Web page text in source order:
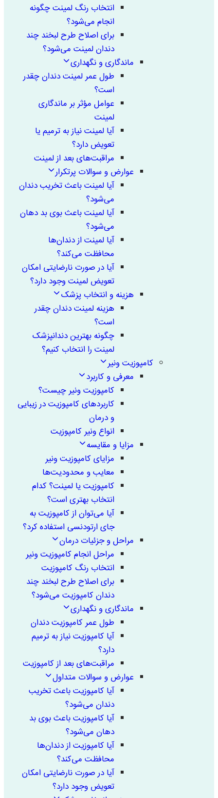
انتخاب رنگ لمینت چگونه
انجام می‌شود؟
برای اصلاح طرح لبخند چند
دندان لمینت می‌شود؟
ماندگاری و نگهداری
طول عمر لمینت دندان چقدر
است؟
عوامل مؤثر بر ماندگاری
لمینت
آیا لمینت نیاز به ترمیم یا
تعویض دارد؟
مراقبت‌های بعد از لمینت
عوارض و سوالات پرتکرار
آیا لمینت باعث تخریب دندان
می‌شود؟
آیا لمینت باعث بوی بد دهان
می‌شود؟
آیا لمینت از دندان‌ها
محافظت می‌کند؟
آیا در صورت نارضایتی امکان
تعویض لمینت وجود دارد؟
هزینه و انتخاب پزشک
هزینه لمینت دندان چقدر
است؟
چگونه بهترین دندانپزشک
لمینت را انتخاب کنیم؟
کامپوزیت ونیر
معرفی و کاربرد
کامپوزیت ونیر چیست؟
کاربردهای کامپوزیت در زیبایی
و درمان
انواع ونیر کامپوزیت
مزایا و مقایسه
مزایای کامپوزیت ونیر
معایب و محدودیت‌ها
کامپوزیت یا لمینت؟ کدام
انتخاب بهتری است؟
آیا می‌توان از کامپوزیت به
جای ارتودنسی استفاده کرد؟
مراحل و جزئیات درمان
مراحل انجام کامپوزیت ونیر
انتخاب رنگ کامپوزیت
برای اصلاح طرح لبخند چند
دندان کامپوزیت می‌شود؟
ماندگاری و نگهداری
طول عمر کامپوزیت دندان
آیا کامپوزیت نیاز به ترمیم
دارد؟
مراقبت‌های بعد از کامپوزیت
عوارض و سوالات متداول
آیا کامپوزیت باعث تخریب
دندان می‌شود؟
آیا کامپوزیت باعث بوی بد
دهان می‌شود؟
آیا کامپوزیت از دندان‌ها
محافظت می‌کند؟
آیا در صورت نارضایتی امکان
تعویض وجود دارد؟